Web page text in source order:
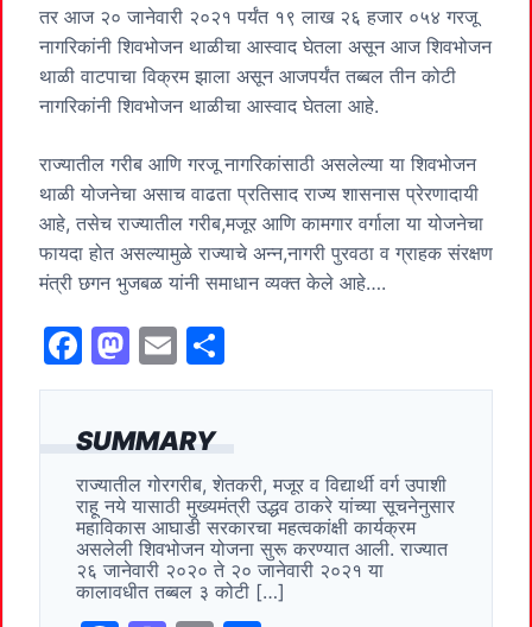
SUMMARY
राज्यातील गोरगरीब, शेतकरी, मजूर व विद्यार्थी वर्ग उपाशी
राहू नये यासाठी मुख्यमंत्री उद्धव ठाकरे यांच्या सूचनेनुसार
महाविकास आघाडी सरकारचा महत्वकांक्षी कार्यक्रम
असलेली शिवभोजन योजना सुरू करण्यात आली. राज्यात
२६ जानेवारी २०२० ते २० जानेवारी २०२१ या
कालावधीत तब्बल ३ कोटी […]
तर आज २० जानेवारी २०२१ पर्यंत १९ लाख २६ हजार ०५४ गरजू
नागरिकांनी शिवभोजन थाळीचा आस्वाद घेतला असून आज शिवभोजन
थाळी वाटपाचा विक्रम झाला असून आजपर्यंत तब्बल तीन कोटी
नागरिकांनी शिवभोजन थाळीचा आस्वाद घेतला आहे.
राज्यातील गरीब आणि गरजू नागरिकांसाठी असलेल्या या शिवभोजन
थाळी योजनेचा असाच वाढता प्रतिसाद राज्य शासनास प्रेरणादायी
आहे, तसेच राज्यातील गरीब,मजूर आणि कामगार वर्गाला या योजनेचा
फायदा होत असल्यामुळे राज्याचे अन्न,नागरी पुरवठा व ग्राहक संरक्षण
मंत्री छगन भुजबळ यांनी समाधान व्यक्त केले आहे….
F
a
c
e
b
o
o
k
M
a
st
o
d
o
n
E
m
ai
l
h